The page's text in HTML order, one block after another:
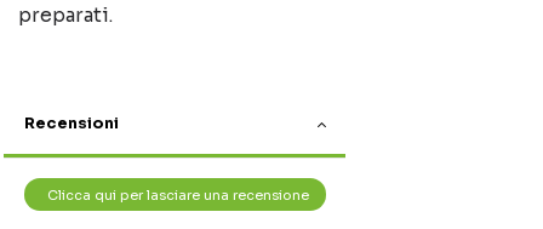
preparati.
Recensioni
Clicca qui per lasciare una recensione